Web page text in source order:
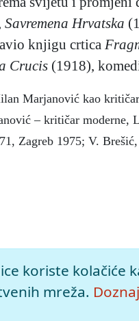
Savremena Hrvatska
knjigu crtica
Crucis (1918),
Marjanović kao
– kritičar moderne,
Zagreb 1975; V.
Istarska enciklopedija
clanak/marjanovic-
koriste kolačiće
mreža.